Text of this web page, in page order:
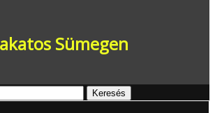
Sümegen